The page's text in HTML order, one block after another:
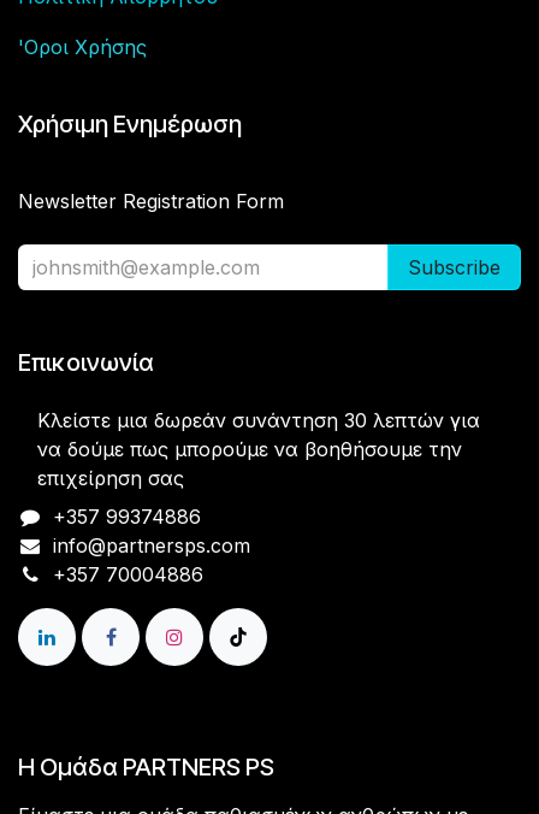
'Οροι Χρήσης
Χρήσιμη Ενημέρωση
Newsletter Registration Form
Subscribe
Επικοινωνία
Κλείστε μια δωρεάν συνάντηση 30 λεπτών για
να δούμε πως μπορούμε να βοηθήσουμε την
επιχείρηση σας
+357 99374886
info@partnersps.com​
+357 70004886​​​
Η Ομάδα PARTNERS PS